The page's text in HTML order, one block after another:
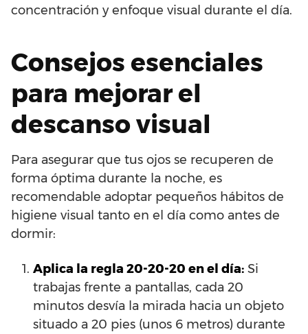
concentración y enfoque visual durante el día.
Consejos esenciales
para mejorar el
descanso visual
Para asegurar que tus ojos se recuperen de
forma óptima durante la noche, es
recomendable adoptar pequeños hábitos de
higiene visual tanto en el día como antes de
dormir:
Aplica la regla 20-20-20 en el día: Si
trabajas frente a pantallas, cada 20
minutos desvía la mirada hacia un objeto
situado a 20 pies (unos 6 metros) durante